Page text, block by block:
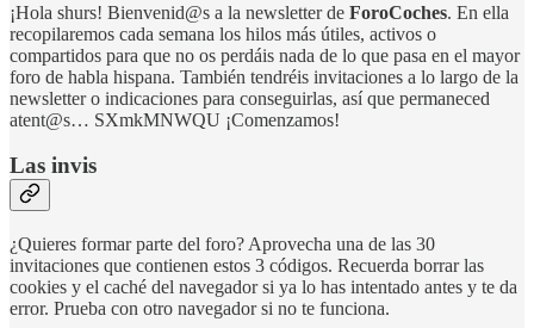
¡Hola shurs! Bienvenid@s a la newsletter de ForoCoches. En ella
recopilaremos cada semana los hilos más útiles, activos o
compartidos para que no os perdáis nada de lo que pasa en el mayor
foro de habla hispana. También tendréis invitaciones a lo largo de la
newsletter o indicaciones para conseguirlas, así que permaneced
atent@s… SXmkMNWQU ¡Comenzamos!
Las invis
¿Quieres formar parte del foro? Aprovecha una de las 30
invitaciones que contienen estos 3 códigos. Recuerda borrar las
cookies y el caché del navegador si ya lo has intentado antes y te da
error. Prueba con otro navegador si no te funciona.